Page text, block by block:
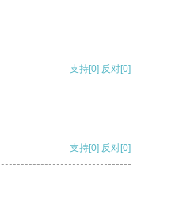
支持[0] 反对[0]
支持[0] 反对[0]